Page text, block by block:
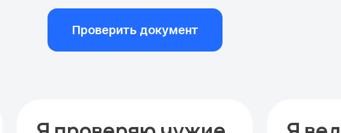
Проверить документ